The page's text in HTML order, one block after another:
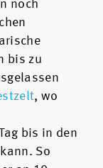
noch
bis zu
, wo
bis in den
So